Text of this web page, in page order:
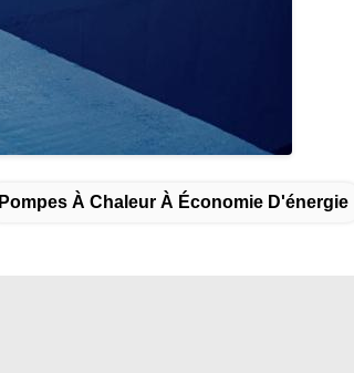
Pompes À Chaleur À Économie D'énergie